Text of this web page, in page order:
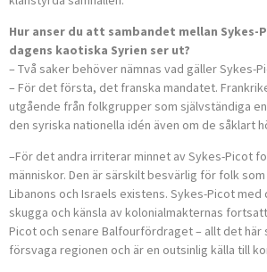
Hur anser du att sambandet mellan
dagens kaotiska Syrien ser ut?
– Två saker behöver nämnas vad gäller Sykes-
– För det första, det franska mandatet.
utgående från folkgrupper som självständiga
den syriska nationella idén även om de såklart
–För det andra irriterar minnet av Sykes-Picot
människor. Den är särskilt besvärlig för folk
Libanons och Israels existens. Sykes-Picot med
skugga och känsla av kolonialmakternas
Picot och senare Balfourfördraget – allt det
försvaga regionen och är en outsinlig källa till